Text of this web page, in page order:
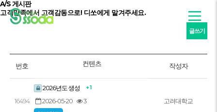
A/S 게시판
고객만족에서 고객감동으로! 디쏘에게 맡겨주세요.
글쓰기
번호 컨텐츠 작성자
16494
2026년도 생성 + 1
2026-05-20
3
고려대학교